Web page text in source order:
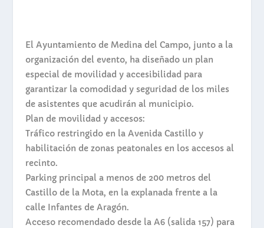
El Ayuntamiento de Medina del Campo, junto a la
organización del evento, ha diseñado un plan
especial de movilidad y accesibilidad para
garantizar la comodidad y seguridad de los miles
de asistentes que acudirán al municipio.
Plan de movilidad y accesos:
Tráfico restringido en la Avenida Castillo y
habilitación de zonas peatonales en los accesos al
recinto.
Parking principal a menos de 200 metros del
Castillo de la Mota, en la explanada frente a la
calle Infantes de Aragón.
Acceso recomendado desde la A6 (salida 157) para